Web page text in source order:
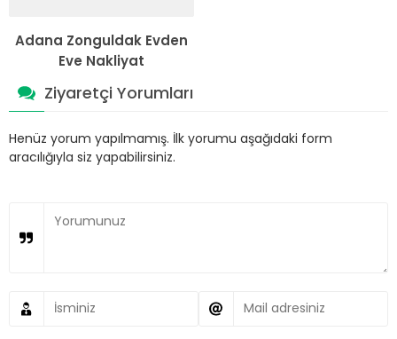
Adana Zonguldak Evden
Eve Nakliyat
Ziyaretçi Yorumları
Henüz yorum yapılmamış. İlk yorumu aşağıdaki form
aracılığıyla siz yapabilirsiniz.